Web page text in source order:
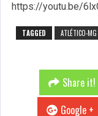
https://youtu.be/
TAGGED ATLÉTICO-MG
Share it!
Google +